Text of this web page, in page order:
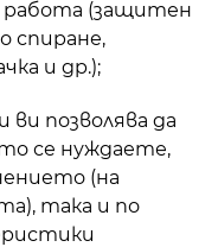
работа (защитен
спиране,
и др.);
ви позволява да
се нуждаете,
(на
така и по